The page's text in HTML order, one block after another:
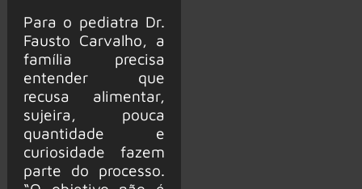
Para o pediatra Dr.
Fausto Carvalho, a
família precisa
entender que
recusa alimentar,
sujeira, pouca
quantidade e
curiosidade fazem
parte do processo.